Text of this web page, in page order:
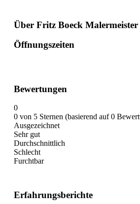
Über Fritz Boeck Malermeister
Öffnungszeiten
Bewertungen
0
0 von 5 Sternen (basierend auf 0
Ausgezeichnet
Sehr gut
Durchschnittlich
Schlecht
Furchtbar
Erfahrungsberichte